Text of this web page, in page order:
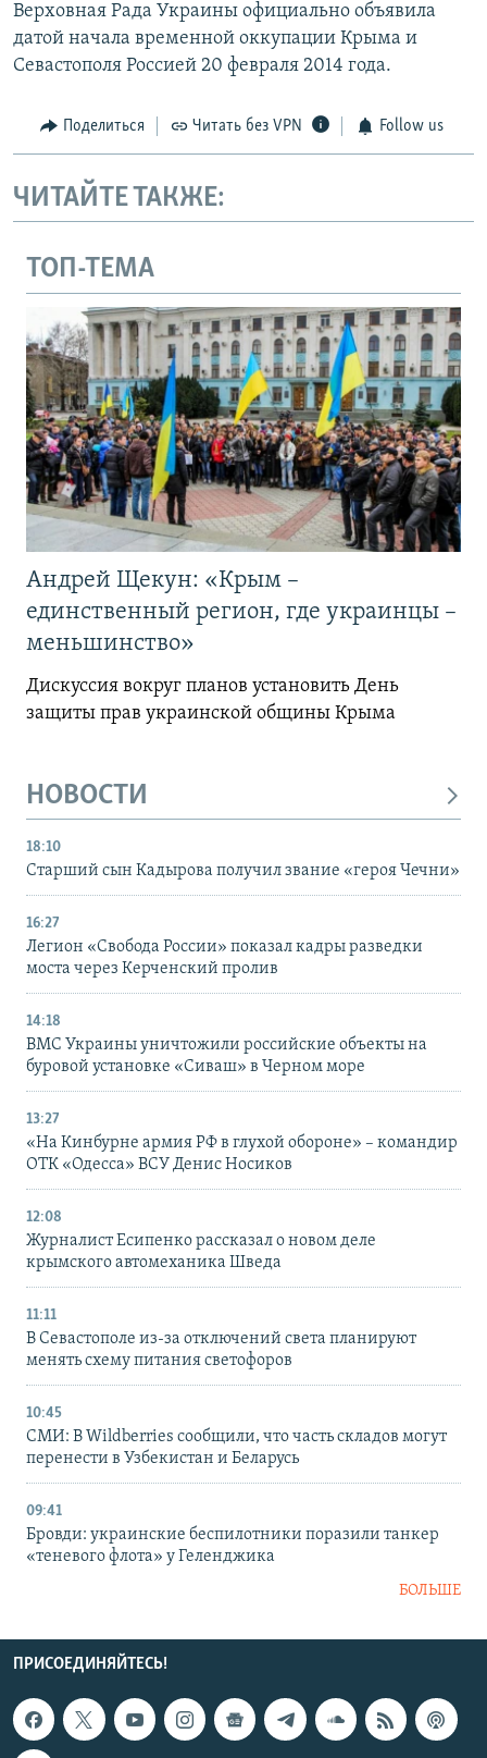
Верховная Рада Украины официально объявила
датой начала временной оккупации Крыма и
Севастополя Россией 20 февраля 2014 года.
Поделиться Читать без VPN Follow us
ЧИТАЙТЕ ТАКЖЕ:
ТОП-ТЕМА
Андрей Щекун: «Крым –
единственный регион, где украинцы –
меньшинство»
Дискуссия вокруг планов установить День
защиты прав украинской общины Крыма
НОВОСТИ
18:10
Старший сын Кадырова получил звание «героя Чечни»
16:27
Легион «Свобода России» показал кадры разведки
моста через Керченский пролив
14:18
ВМС Украины уничтожили российские объекты на
буровой установке «Сиваш» в Черном море
13:27
«На Кинбурне армия РФ в глухой обороне» – командир
ОТК «Одесса» ВСУ Денис Носиков
12:08
Журналист Есипенко рассказал о новом деле
крымского автомеханика Шведа
11:11
В Севастополе из-за отключений света планируют
менять схему питания светофоров
10:45
СМИ: В Wildberries сообщили, что часть складов могут
перенести в Узбекистан и Беларусь
09:41
Бровди: украинские беспилотники поразили танкер
«теневого флота» у Геленджика
БОЛЬШЕ
ПРИСОЕДИНЯЙТЕСЬ!